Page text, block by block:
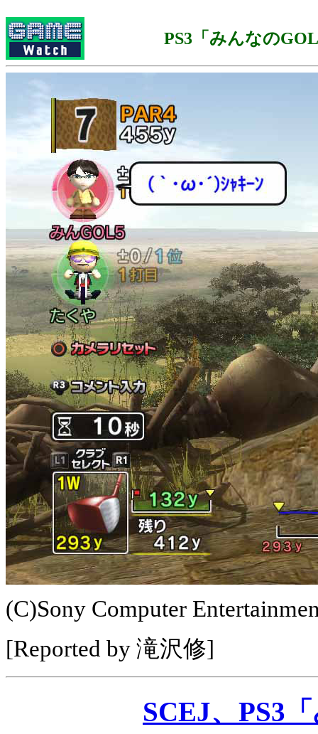
PS3「みんなの
(C)Sony Computer
[Reported by 滝沢修]
SCEJ、PS3